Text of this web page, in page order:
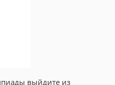
выйдите из